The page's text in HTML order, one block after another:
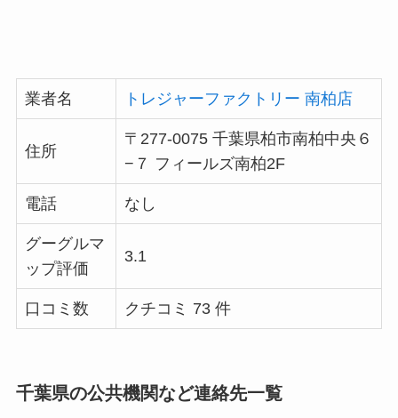
業者名 トレジャーファクトリー 南柏店
住所
〒277-0075 千葉県柏市南柏中央６
−７ フィールズ南柏2F
電話 なし
グーグルマ
ップ評価
3.1
口コミ数 クチコミ 73 件
千葉県の公共機関など連絡先一覧